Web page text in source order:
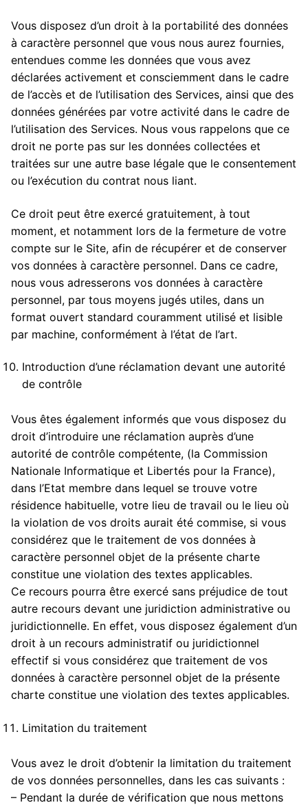
Vous disposez d’un droit à la portabilité des données
à caractère personnel que vous nous aurez fournies,
entendues comme les données que vous avez
déclarées activement et consciemment dans le cadre
de l’accès et de l’utilisation des Services, ainsi que des
données générées par votre activité dans le cadre de
l’utilisation des Services. Nous vous rappelons que ce
droit ne porte pas sur les données collectées et
traitées sur une autre base légale que le consentement
ou l’exécution du contrat nous liant.
Ce droit peut être exercé gratuitement, à tout
moment, et notamment lors de la fermeture de votre
compte sur le Site, afin de récupérer et de conserver
vos données à caractère personnel. Dans ce cadre,
nous vous adresserons vos données à caractère
personnel, par tous moyens jugés utiles, dans un
format ouvert standard couramment utilisé et lisible
par machine, conformément à l’état de l’art.
Introduction d’une réclamation devant une autorité
de contrôle
Vous êtes également informés que vous disposez du
droit d’introduire une réclamation auprès d’une
autorité de contrôle compétente, (la Commission
Nationale Informatique et Libertés pour la France),
dans l’Etat membre dans lequel se trouve votre
résidence habituelle, votre lieu de travail ou le lieu où
la violation de vos droits aurait été commise, si vous
considérez que le traitement de vos données à
caractère personnel objet de la présente charte
constitue une violation des textes applicables.
Ce recours pourra être exercé sans préjudice de tout
autre recours devant une juridiction administrative ou
juridictionnelle. En effet, vous disposez également d’un
droit à un recours administratif ou juridictionnel
effectif si vous considérez que traitement de vos
données à caractère personnel objet de la présente
charte constitue une violation des textes applicables.
Limitation du traitement
Vous avez le droit d’obtenir la limitation du traitement
de vos données personnelles, dans les cas suivants :
– Pendant la durée de vérification que nous mettons